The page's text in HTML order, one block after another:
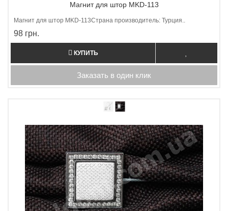
Магнит для штор MKD-113
Магнит для штор МKD-113Страна производитель: Турция..
98 грн.
КУПИТЬ
Заказать в один клик